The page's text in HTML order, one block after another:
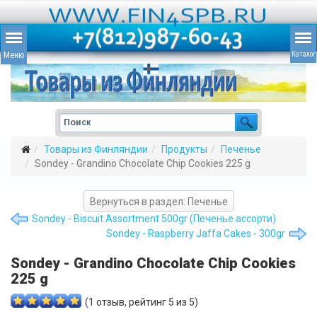
Товары из Финляндии Продукты
Печенье
Sondey - Grandino Chocolate Chip Cookies 225 g
Вернуться в раздел: Печенье
Sondey - Biscuit Assortment 500gr (Печенье ассорти)
Sondey - Raspberry Jaffa Cakes - 300gr
Sondey - Grandino Chocolate Chip Cookies
225 g
(1 отзыв, рейтинг 5 из 5)